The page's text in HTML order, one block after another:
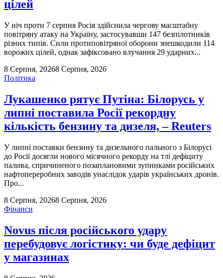
цілей
У ніч проти 7 серпня Росія здійснила чергову масштабну
повітряну атаку на Україну, застосувавши 147 безпілотників
різних типів. Сили протиповітряної оборони знешкодили 114
ворожих цілей, однак зафіксовано влучання 29 ударних...
8 Серпня, 20268 Серпня, 2026
Політика
Лукашенко рятує Путіна: Білорусь у
липні поставила Росії рекордну
кількість бензину та дизеля, – Reuters
У липні поставки бензину та дизельного пального з Білорусі
до Росії досягли нового місячного рекорду на тлі дефіциту
палива, спричиненого позаплановими зупинками російських
нафтопереробних заводів унаслідок ударів українських дронів.
Про...
8 Серпня, 20268 Серпня, 2026
Фінанси
Novus після російського удару
перебудовує логістику: чи буде дефіцит
у магазинах